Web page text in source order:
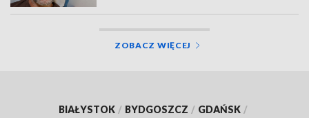
ZOBACZ WIĘCEJ
BIAŁYSTOK / BYDGOSZCZ / GDAŃSK /